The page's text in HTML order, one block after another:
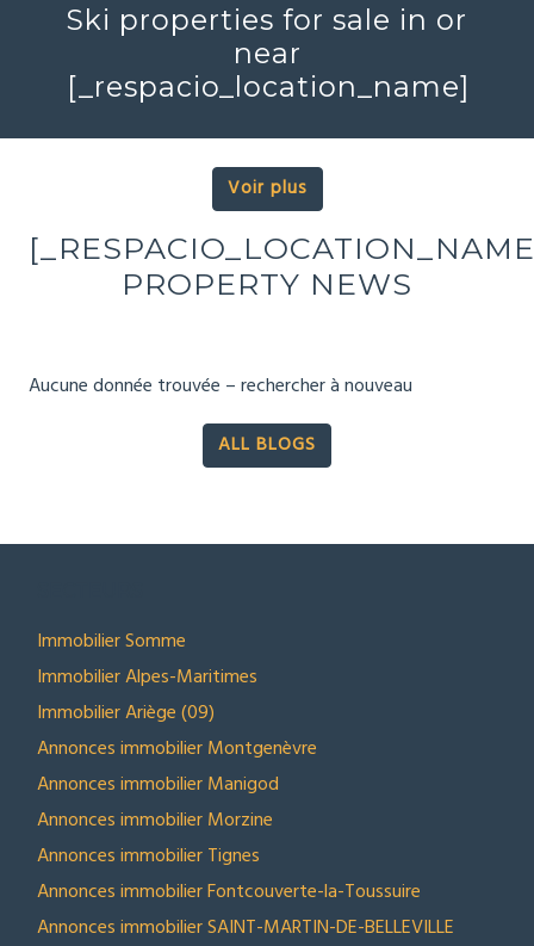
Ski properties for sale in or
near
[_respacio_location_name]
Voir plus
PROPERTY NEWS
Aucune donnée trouvée – rechercher à nouveau
ALL BLOGS
Immobilier Somme
Immobilier Alpes-Maritimes
Immobilier Ariège (09)
Annonces immobilier Montgenèvre
Annonces immobilier Manigod
Annonces immobilier Morzine
Annonces immobilier Tignes
Annonces immobilier Fontcouverte-la-Toussuire
Annonces immobilier SAINT-MARTIN-DE-BELLEVILLE